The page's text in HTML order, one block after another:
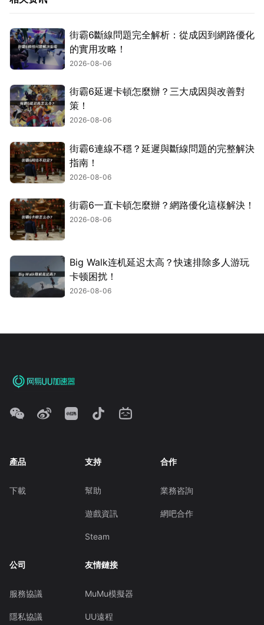
街霸6斷線問題完全解析：從成因到網路優化
的實用攻略！
2026-08-06
街霸6延遲卡頓怎麼辦？三大成因與改善對
策！
2026-08-06
街霸6連線不穩？延遲與斷線問題的完整解決
指南！
2026-08-06
街霸6一直卡頓怎麼辦？網路優化這樣解決！
2026-08-06
Big Walk连机延迟太高？快速排除多人游玩
卡顿困扰！
2026-08-06
產品
下載
支持
幫助
遊戲資訊
Steam
合作
業務咨詢
網吧合作
公司
服務協議
隱私協議
友情鏈接
MuMu模擬器
UU遠程